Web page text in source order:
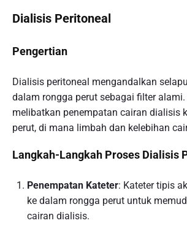
Dialisis Peritoneal
Pengertian
Dialisis peritoneal mengandalkan
dalam rongga perut sebagai filter alami.
melibatkan penempatan cairan dialisis
perut, di mana limbah dan kelebihan
Langkah-Langkah Proses Dialisis
Penempatan Kateter: Kateter tipis
ke dalam rongga perut untuk
cairan dialisis.